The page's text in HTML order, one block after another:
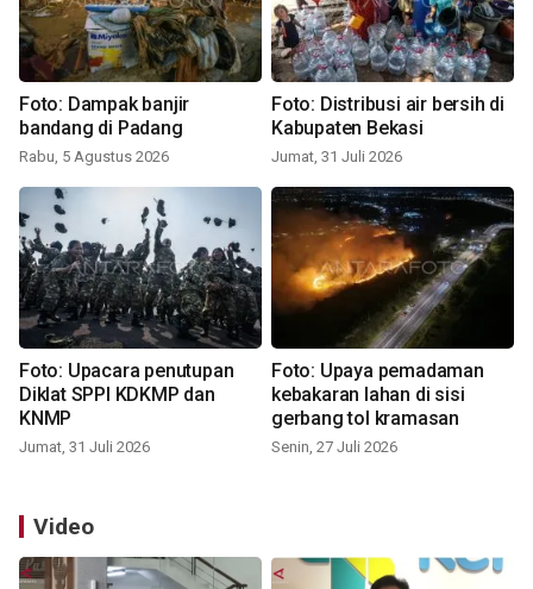
Foto: Dampak banjir
bandang di Padang
Rabu, 5 Agustus 2026
Foto: Distribusi air bersih di
Kabupaten Bekasi
Jumat, 31 Juli 2026
Foto: Upacara penutupan
Diklat SPPI KDKMP dan
KNMP
Jumat, 31 Juli 2026
Foto: Upaya pemadaman
kebakaran lahan di sisi
gerbang tol kramasan
Senin, 27 Juli 2026
Video